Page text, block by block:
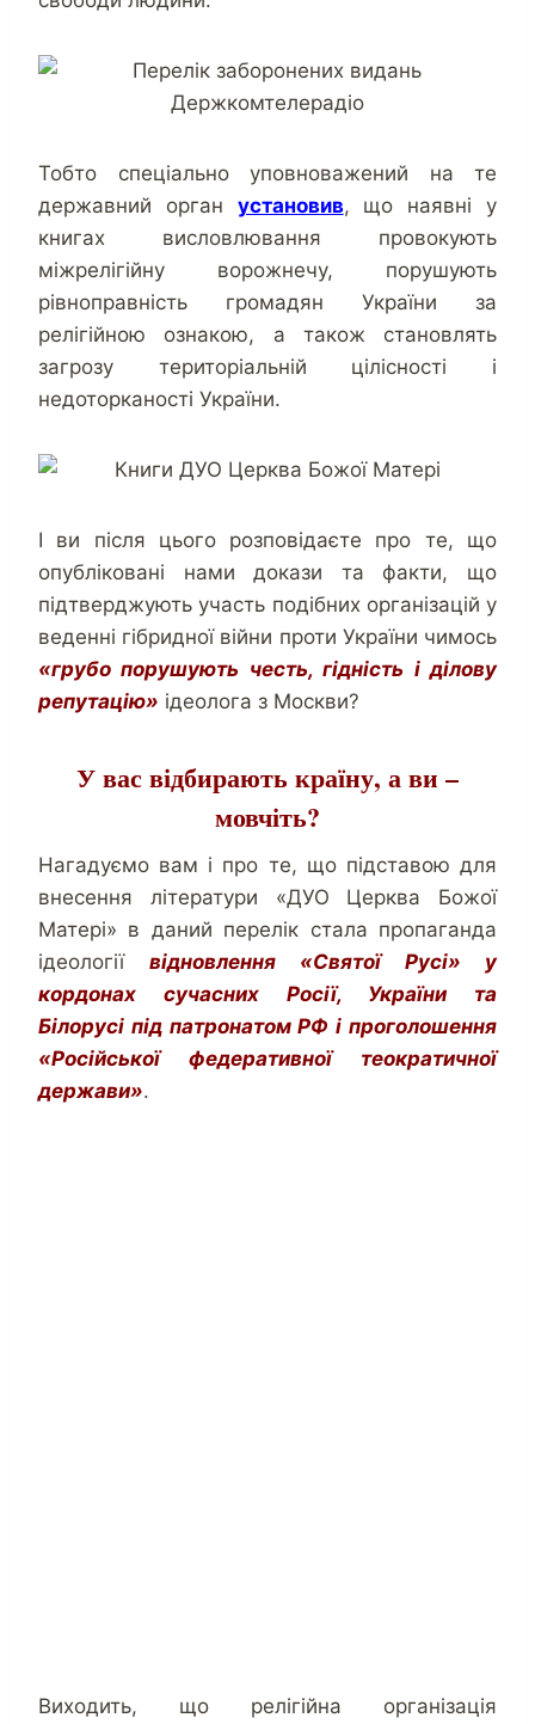
Тобто спеціально уповноважений на те
державний орган установив, що наявні у
книгах висловлювання провокують
міжрелігійну ворожнечу, порушують
рівноправність громадян України за
релігійною ознакою, а також становлять
загрозу територіальній цілісності і
недоторканості України.
І ви після цього розповідаєте про те, що
опубліковані нами докази та факти, що
підтверджують участь подібних організацій у
веденні гібридної війни проти України чимось
«грубо порушують честь, гідність і ділову
репутацію» ідеолога з Москви?
У вас відбирають країну, а ви –
мовчіть?
Нагадуємо вам і про те, що підставою для
внесення літератури «ДУО Церква Божої
Матері» в даний перелік стала пропаганда
ідеології відновлення «Святої Русі» у
кордонах сучасних Росії, України та
Білорусі під патронатом РФ і проголошення
«Російської федеративної теократичної
держави».
Виходить, що релігійна організація